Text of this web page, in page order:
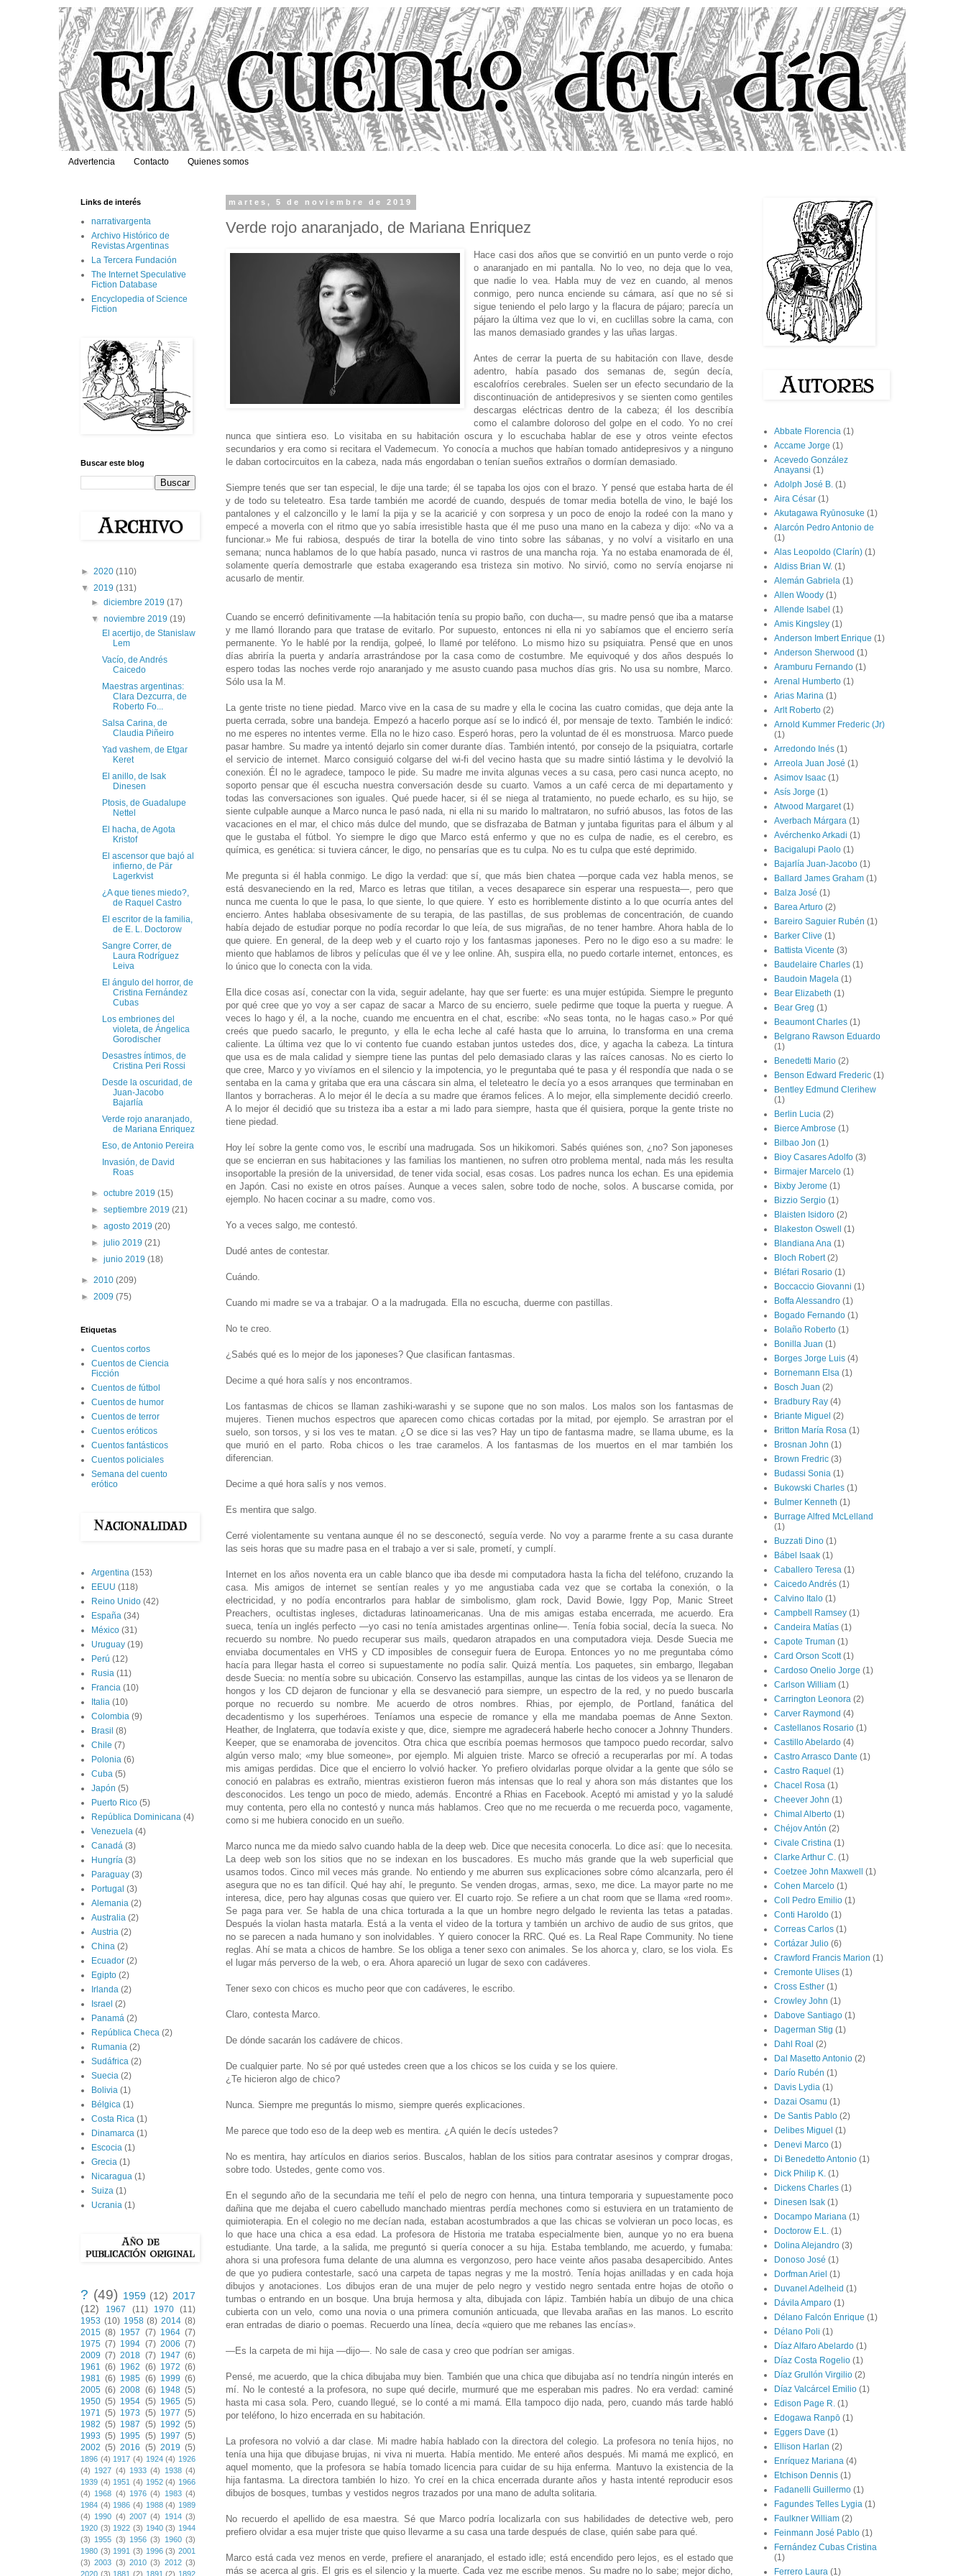
Advertencia Contacto Quienes somos
martes, 5 de noviembre de 2019
Verde rojo anaranjado, de Mariana Enriquez
Hace casi dos años que se convirtió en un punto verde o rojo
o anaranjado en mi pantalla. No lo veo, no deja que lo vea,
que nadie lo vea. Habla muy de vez en cuando, al menos
conmigo, pero nunca enciende su cámara, así que no sé si
sigue teniendo el pelo largo y la flacura de pájaro; parecía un
pájaro la última vez que lo vi, en cuclillas sobre la cama, con
las manos demasiado grandes y las uñas largas.
Antes de cerrar la puerta de su habitación con llave, desde
adentro, había pasado dos semanas de, según decía,
escalofríos cerebrales. Suelen ser un efecto secundario de la
discontinuación de antidepresivos y se sienten como gentiles
descargas eléctricas dentro de la cabeza; él los describía
como el calambre doloroso del golpe en el codo. Yo no creí
nunca que sintiera eso. Lo visitaba en su habitación oscura y lo escuchaba hablar de ese y otros veinte efectos
secundarios y era como si recitara el Vademecum. Yo conocía a muchos que habían tomado antidepresivos y a ninguno
le daban cortocircuitos en la cabeza, nada más engordaban o tenían sueños extraños o dormían demasiado.
Siempre tenés que ser tan especial, le dije una tarde; él se tapaba los ojos con el brazo. Y pensé que estaba harta de él
y de todo su teleteatro. Esa tarde también me acordé de cuando, después de tomar media botella de vino, le bajé los
pantalones y el calzoncillo y le lamí la pija y se la acaricié y con sorpresa y un poco de enojo la rodeé con la mano y
empecé a moverla con el ritmo que yo sabía irresistible hasta que él me puso una mano en la cabeza y dijo: «No va a
funcionar.» Me fui rabiosa, después de tirar la botella de vino tinto sobre las sábanas, y no volví a visitarlo en una
semana; nunca hablamos de lo que había pasado, nunca vi rastros de una mancha roja. Ya no estaba enamorada de él,
solamente quería demostrarle que estaba exagerando esa tristeza sin motivo. No sirvió, como no servía enojarse ni
acusarlo de mentir.
Cuando se encerró definitivamente —la habitación tenía su propio baño, con ducha—, su madre pensó que iba a matarse
y me llamó llorando para que tratase de evitarlo. Por supuesto, entonces ni ella ni yo sabíamos que el encierro sería
permanente. Yo le hablé por la rendija, golpeé, lo llamé por teléfono. Lo mismo hizo su psiquiatra. Pensé que en unos
días abriría la puerta y andaría arrastrándose por la casa como de costumbre. Me equivoqué y dos años después lo
espero todas las noches verde rojo anaranjado y me asusto cuando pasa muchos días gris. No usa su nombre, Marco.
Sólo usa la M.
La gente triste no tiene piedad. Marco vive en la casa de su madre y ella le cocina las cuatro comidas, que deja ante la
puerta cerrada, sobre una bandeja. Empezó a hacerlo porque así se lo indicó él, por mensaje de texto. También le indicó:
no me esperes no intentes verme. Ella no le hizo caso. Esperó horas, pero la voluntad de él es monstruosa. Marco puede
pasar hambre. Su madre ya intentó dejarlo sin comer durante días. También intentó, por consejo de la psiquiatra, cortarle
el servicio de internet. Marco consiguió colgarse del wi-fi del vecino hasta que su madre sintió lástima y le devolvió la
conexión. Él no le agradece, tampoco le pide. Su madre me invita algunas veces a su casa, pero casi nunca acepto, no
soporto pensar que él escucha nuestra conversación desde su cuarto. Vamos a un café cerca de mi departamento y
todas las conversaciones son iguales. Qué puede hacer, si él se niega al tratamiento, no puede echarlo, es su hijo, se
siente culpable aunque a Marco nunca le pasó nada, ni ella ni su marido lo maltrataron, no sufrió abusos, las fotos de las
vacaciones en el mar, el chico más dulce del mundo, que se disfrazaba de Batman y juntaba figuritas para el álbum y al
que le gustaba el fútbol. Yo siempre le digo que Marco está enfermo y que no es culpa de nadie, es el cerebro, es
química, es genética: si tuviera cáncer, le digo, no pensarías que es tu culpa. No es tu culpa que esté deprimido.
Me pregunta si él habla conmigo. Le digo la verdad: que sí, que más bien chatea —porque cada vez habla menos, se
está desvaneciendo en la red, Marco es letras que titilan, a veces desaparece sin esperar una respuesta—, pero que
nunca me cuenta lo que le pasa, lo que siente, lo que quiere. Y esto es horriblemente distinto a lo que ocurría antes del
encierro. Antes hablaba obsesivamente de su terapia, de las pastillas, de sus problemas de concentración, de cuando
había dejado de estudiar porque no podía recordar lo que leía, de sus migrañas, de no tener hambre. Ahora habla de lo
que quiere. En general, de la deep web y el cuarto rojo y los fantasmas japoneses. Pero no le digo eso a su madre: le
miento que hablamos de libros y películas que él ve y lee online. Ah, suspira ella, no puedo cortarle internet, entonces, es
lo único que lo conecta con la vida.
Ella dice cosas así, conectar con la vida, seguir adelante, hay que ser fuerte: es una mujer estúpida. Siempre le pregunto
por qué cree que yo voy a ser capaz de sacar a Marco de su encierro, suele pedirme que toque la puerta y ruegue. A
veces lo hago y él, a la noche, cuando me encuentra en el chat, escribe: «No seas tonta, no le hagas caso.» Por qué
creés que puedo sacarlo, le pregunto, y ella le echa leche al café hasta que lo arruina, lo transforma en una crema
caliente. La última vez que lo vi contento fue cuando estaban juntos ustedes dos, dice, y agacha la cabeza. La tintura
que usa es de mala calidad y siempre tiene las puntas del pelo demasiado claras y las raíces canosas. No es cierto lo
que cree, Marco y yo vivíamos en el silencio y la impotencia, yo le preguntaba qué te pasa y él respondía que nada o se
sentaba en la cama y gritaba que era una cáscara sin alma, el teleteatro le decía yo a esos arranques que terminaban en
llantos y borracheras. A lo mejor él le decía a su madre que éramos felices. A lo mejor, ella simplemente decidió creerlo.
A lo mejor él decidió que su tristeza iba a estar a mi lado para siempre, hasta que él quisiera, porque la gente triste no
tiene piedad.
Hoy leí sobre la gente como vos, le escribí una madrugada. Sos un hikikomori. Sabés quiénes son, ¿no? Son japoneses
que se encierran en sus habitaciones y las familias los mantienen, no sufren otro problema mental, nada más les resulta
insoportable la presión de la universidad, de tener vida social, esas cosas. Los padres nunca los echan. Es una epidemia
en Japón. Casi no existe en otros países. Aunque a veces salen, sobre todo de noche, solos. A buscarse comida, por
ejemplo. No hacen cocinar a su madre, como vos.
Yo a veces salgo, me contestó.
Dudé antes de contestar.
Cuándo.
Cuando mi madre se va a trabajar. O a la madrugada. Ella no escucha, duerme con pastillas.
No te creo.
¿Sabés qué es lo mejor de los japoneses? Que clasifican fantasmas.
Decime a qué hora salís y nos encontramos.
Los fantasmas de chicos se llaman zashiki-warashi y se supone que no son malos. Los malos son los fantasmas de
mujeres. Tienen muchos espectros que aparecen como chicas cortadas por la mitad, por ejemplo. Se arrastran por el
suelo, son torsos, y si los ves te matan. ¿O se dice si las ves? Hay un tipo de fantasma madre, se llama ubume, es la
que murió en el parto. Roba chicos o les trae caramelos. A los fantasmas de los muertos en el mar también los
diferencian.
Decime a qué hora salís y nos vemos.
Es mentira que salgo.
Cerré violentamente su ventana aunque él no se desconectó, seguía verde. No voy a pararme frente a su casa durante
las seis horas que su madre pasa en el trabajo a ver si sale, prometí, y cumplí.
Internet en los años noventa era un cable blanco que iba desde mi computadora hasta la ficha del teléfono, cruzando la
casa. Mis amigos de internet se sentían reales y yo me angustiaba cada vez que se cortaba la conexión, o la
electricidad, y no podía encontrarlos para hablar de simbolismo, glam rock, David Bowie, Iggy Pop, Manic Street
Preachers, ocultistas ingleses, dictaduras latinoamericanas. Una de mis amigas estaba encerrada, me acuerdo. Era
sueca, tenía un inglés perfecto —yo casi no tenía amistades argentinas online—. Tenía fobia social, decía la sueca. No
recuerdo su nombre. No puedo recuperar sus mails, quedaron atrapados en una computadora vieja. Desde Suecia me
enviaba documentales en VHS y CD imposibles de conseguir fuera de Europa. Entonces yo no me preguntaba cómo
hacía para llegar hasta el correo si supuestamente no podía salir. Quizá mentía. Los paquetes, sin embargo, llegaban
desde Suecia: no mentía sobre su ubicación. Conservo las estampillas, aunque las cintas de los videos ya se llenaron de
hongos y los CD dejaron de funcionar y ella se desvaneció para siempre, un espectro de la red, y no puedo buscarla
porque no recuerdo su nombre. Me acuerdo de otros nombres. Rhias, por ejemplo, de Portland, fanática del
decadentismo y los superhéroes. Teníamos una especie de romance y ella me mandaba poemas de Anne Sexton.
Heather, de Inglaterra, que todavía existe y que, dice, siempre me agradecerá haberle hecho conocer a Johnny Thunders.
Keeper, que se enamoraba de jovencitos. Otra chica que escribía poemas hermosos que tampoco puedo recordar, salvo
algún verso malo; «my blue someone», por ejemplo. Mi alguien triste. Marco se ofreció a recuperarlas por mí. A todas
mis amigas perdidas. Dice que el encierro lo volvió hacker. Yo prefiero olvidarlas porque olvidar a la gente que sólo se
conoció en palabras es extraño, mientras existieron fueron más intensas que lo real y ahora son más distantes que los
desconocidos. Les tengo un poco de miedo, además. Encontré a Rhias en Facebook. Aceptó mi amistad y yo la saludé
muy contenta, pero ella no contestó y nunca más hablamos. Creo que no me recuerda o me recuerda poco, vagamente,
como si me hubiera conocido en un sueño.
Marco nunca me da miedo salvo cuando habla de la deep web. Dice que necesita conocerla. Lo dice así: que lo necesita.
La deep web son los sitios que no se indexan en los buscadores. Es mucho más grande que la web superficial que
usamos todos. Cinco mil veces más grande. No entiendo y me aburren sus explicaciones sobre cómo alcanzarla, pero él
asegura que no es tan difícil. Qué hay ahí, le pregunto. Se venden drogas, armas, sexo, me dice. La mayor parte no me
interesa, dice, pero hay algunas cosas que quiero ver. El cuarto rojo. Se refiere a un chat room que se llama «red room».
Se paga para ver. Se habla de una chica torturada a la que un hombre negro delgado le revienta las tetas a patadas.
Después la violan hasta matarla. Está a la venta el video de la tortura y también un archivo de audio de sus gritos, que
no se parecen a nada humano y son inolvidables. Y quiero conocer la RRC. Qué es. La Real Rape Community. No tiene
reglas. Ahí se mata a chicos de hambre. Se los obliga a tener sexo con animales. Se los ahorca y, claro, se los viola. Es
el lugar más perverso de la web, o era. Ahora apareció un lugar de sexo con cadáveres.
Tener sexo con chicos es mucho peor que con cadáveres, le escribo.
Claro, contesta Marco.
De dónde sacarán los cadávere de chicos.
De cualquier parte. No sé por qué ustedes creen que a los chicos se los cuida y se los quiere.
¿Te hicieron algo de chico?
Nunca. Siempre me preguntás lo mismo, siempre querés explicaciones.
Me parece que todo eso de la deep web es mentira. ¿A quién le decís ustedes?
No es mentira, hay artículos en diarios serios. Buscalos, hablan de los sitios para contratar asesinos y comprar drogas,
sobre todo. Ustedes, gente como vos.
En el segundo año de la secundaria me teñí el pelo de negro con henna, una tintura temporaria y supuestamente poco
dañina que me dejaba el cuero cabelludo manchado mientras perdía mechones como si estuviera en un tratamiento de
quimioterapia. En el colegio no me decían nada, estaban acostumbrados a que las chicas se volvieran un poco locas, es
lo que hace una chica a esa edad. La profesora de Historia me trataba especialmente bien, aunque yo no era buena
estudiante. Una tarde, a la salida, me preguntó si quería conocer a su hija. Estaba temblando, me acuerdo, y fumaba:
ahora si una profesora fuma delante de una alumna es vergonzoso, pero hace veinte años pasaba desapercibido. Antes
de que yo pudiera contestarle, sacó una carpeta de tapas negras y me la mostró. Tenía hojas anilladas y en cada hoja
dibujos y anotaciones. Los dibujos eran de una mujer de pelo negro y vestido negro sentada entre hojas de otoño o
tumbas o entrando en un bosque. Una bruja hermosa y alta, dibujada con lápiz. También había un dibujo de una chica
cubierta con un velo, como una novia o una primera comunión anticuada, que llevaba arañas en las manos. Lo escrito
eran entradas de diario o poemas. Recuerdo una línea, decía «quiero que me rebanes las encías».
—Es la carpeta de mi hija —dijo—. No sale de casa y creo que podrían ser amigas.
Pensé, me acuerdo, que la chica dibujaba muy bien. También que una chica que dibujaba así no tendría ningún interés en
mí. No le contesté a la profesora, no supe qué decirle, murmuré que me esperaban mis padres. No era verdad: caminé
hasta mi casa sola. Pero, cuando llegué, se lo conté a mi mamá. Ella tampoco dijo nada, pero, cuando más tarde habló
por teléfono, lo hizo encerrada en su habitación.
La profesora no volvió a dar clase. Mi madre había hablado con la directora del colegio. La profesora no tenía hijos, no
tenía una hija que dibujase brujas, ni viva ni muerta. Había mentido. Me enteré años después. Mi mamá me explicó, en
aquel momento, que la profesora se había tomado licencia para cuidar de su hija enferma. Mantuvo la existencia de la
hija fantasma. La directora también lo hizo. Yo creí en la chica encerrada durante años y hasta intenté reproducir esos
dibujos de bosques, tumbas y vestidos negros trazados por una mano de adulta solitaria.
No recuerdo el apellido de esa maestra. Sé que Marco podría localizarla con sus habilidades de detective web, pero
prefiero olvidar a esa mujer triste que quiso llevarme a su casa una tarde después de clase, quién sabe para qué.
Marco está cada vez menos en verde, prefiere el anaranjado, el estado idle; está encendido pero lejos, es el estado que
más se acerca al gris. El gris es el silencio y la muerte. Cada vez me escribe menos. Su madre no lo sabe; mejor dicho,
Links de interés
narrativargenta
Archivo Histórico de
Revistas Argentinas
La Tercera Fundación
The Internet Speculative
Fiction Database
Encyclopedia of Science
Fiction
Buscar este blog
► 2020 (110)
▼ 2019 (131)
►diciembre 2019(17)
▼noviembre 2019(19)
El acertijo, de Stanislaw
Lem
Vacío, de Andrés
Caicedo
Maestras argentinas:
Clara Dezcurra, de
Roberto Fo...
Salsa Carina, de
Claudia Piñeiro
Yad vashem, de Etgar
Keret
El anillo, de Isak
Dinesen
Ptosis, de Guadalupe
Nettel
El hacha, de Agota
Kristof
El ascensor que bajó al
infierno, de Pär
Lagerkvist
¿A que tienes miedo?,
de Raquel Castro
El escritor de la familia,
de E. L. Doctorow
Sangre Correr, de
Laura Rodríguez
Leiva
El ángulo del horror, de
Cristina Fernández
Cubas
Los embriones del
violeta, de Ángelica
Gorodischer
Desastres íntimos, de
Cristina Peri Rossi
Desde la oscuridad, de
Juan-Jacobo
Bajarlía
Verde rojo anaranjado,
de Mariana Enriquez
Eso, de Antonio Pereira
Invasión, de David
Roas
►octubre 2019(15)
►septiembre 2019(21)
►agosto 2019(20)
►julio 2019(21)
►junio 2019(18)
► 2010 (209)
► 2009 (75)
Etiquetas
Cuentos cortos
Cuentos de Ciencia
Ficción
Cuentos de fútbol
Cuentos de humor
Cuentos de terror
Cuentos eróticos
Cuentos fantásticos
Cuentos policiales
Semana del cuento
erótico
Argentina (153)
EEUU (118)
Reino Unido (42)
España (34)
México (31)
Uruguay (19)
Perú (12)
Rusia (11)
Francia (10)
Italia (10)
Colombia (9)
Brasil (8)
Chile (7)
Polonia (6)
Cuba (5)
Japón (5)
Puerto Rico (5)
República Dominicana (4)
Venezuela (4)
Canadá (3)
Hungría (3)
Paraguay (3)
Portugal (3)
Alemania (2)
Australia (2)
Austria (2)
China (2)
Ecuador (2)
Egipto (2)
Irlanda (2)
Israel (2)
Panamá (2)
República Checa (2)
Rumania (2)
Sudáfrica (2)
Suecia (2)
Bolivia (1)
Bélgica (1)
Costa Rica (1)
Dinamarca (1)
Escocia (1)
Grecia (1)
Nicaragua (1)
Suiza (1)
Ucrania (1)
? (49) 1959 (12) 2017
(12)
1967 (11) 1970 (11)
1953 (10) 1958 (8) 2014 (8)
2015 (8) 1957 (7) 1964 (7)
1975 (7) 1994 (7) 2006 (7)
2009 (7) 2018 (7) 1947 (6)
1961 (6) 1962 (6) 1972 (6)
1981 (6) 1985 (6) 1999 (6)
2005 (6) 2008 (6) 1948 (5)
1950 (5) 1954 (5) 1965 (5)
1971 (5) 1973 (5) 1977 (5)
1982 (5) 1987 (5) 1992 (5)
1993 (5) 1995 (5) 1997 (5)
2002 (5) 2016 (5) 2019 (5)
1896 (4) 1917 (4) 1924 (4) 1926
(4) 1927 (4) 1933 (4) 1938 (4)
1939 (4) 1951 (4) 1952 (4) 1966
(4) 1968 (4) 1976 (4) 1983 (4)
1984 (4) 1986 (4) 1988 (4) 1989
(4) 1990 (4) 2007 (4) 1914 (3)
1920 (3) 1922 (3) 1940 (3) 1944
(3) 1955 (3) 1956 (3) 1960 (3)
1980 (3) 1991 (3) 1996 (3) 2001
(3) 2003 (3) 2010 (3) 2012 (3)
2020 (3) 1881 (2) 1891 (2) 1892
Abbate Florencia (1)
Accame Jorge (1)
Acevedo González
Anayansi (1)
Adolph José B. (1)
Aira César (1)
Akutagawa Ryūnosuke (1)
Alarcón Pedro Antonio de
(1)
Alas Leopoldo (Clarín) (1)
Aldiss Brian W. (1)
Alemán Gabriela (1)
Allen Woody (1)
Allende Isabel (1)
Amis Kingsley (1)
Anderson Imbert Enrique (1)
Anderson Sherwood (1)
Aramburu Fernando (1)
Arenal Humberto (1)
Arias Marina (1)
Arlt Roberto (2)
Arnold Kummer Frederic (Jr)
(1)
Arredondo Inés (1)
Arreola Juan José (1)
Asimov Isaac (1)
Asís Jorge (1)
Atwood Margaret (1)
Averbach Márgara (1)
Avérchenko Arkadi (1)
Bacigalupi Paolo (1)
Bajarlía Juan-Jacobo (1)
Ballard James Graham (1)
Balza José (1)
Barea Arturo (2)
Bareiro Saguier Rubén (1)
Barker Clive (1)
Battista Vicente (3)
Baudelaire Charles (1)
Baudoin Magela (1)
Bear Elizabeth (1)
Bear Greg (1)
Beaumont Charles (1)
Belgrano Rawson Eduardo
(1)
Benedetti Mario (2)
Benson Edward Frederic (1)
Bentley Edmund Clerihew
(1)
Berlin Lucia (2)
Bierce Ambrose (1)
Bilbao Jon (1)
Bioy Casares Adolfo (3)
Birmajer Marcelo (1)
Bixby Jerome (1)
Bizzio Sergio (1)
Blaisten Isidoro (2)
Blakeston Oswell
(1)
Blandiana Ana (1)
Bloch Robert (2)
Bléfari Rosario (1)
Boccaccio Giovanni (1)
Boffa Alessandro (1)
Bogado Fernando (1)
Bolaño Roberto (1)
Bonilla Juan (1)
Borges Jorge Luis (4)
Bornemann Elsa (1)
Bosch Juan (2)
Bradbury Ray (4)
Briante Miguel (2)
Britton María Rosa (1)
Brosnan John (1)
Brown Fredric (3)
Budassi Sonia (1)
Bukowski Charles (1)
Bulmer Kenneth (1)
Burrage Alfred McLelland
(1)
Buzzati Dino (1)
Bábel Isaak (1)
Caballero Teresa (1)
Caicedo Andrés (1)
Calvino Italo (1)
Campbell Ramsey (1)
Candeira Matías (1)
Capote Truman (1)
Card Orson Scott (1)
Cardoso Onelio Jorge (1)
Carlson William (1)
Carrington Leonora (2)
Carver Raymond (4)
Castellanos Rosario (1)
Castillo Abelardo (4)
Castro Arrasco Dante (1)
Castro Raquel (1)
Chacel Rosa (1)
Cheever John (1)
Chimal Alberto (1)
Chéjov Antón (2)
Civale Cristina (1)
Clarke Arthur C. (1)
Coetzee John Maxwell
(1)
Cohen Marcelo (1)
Coll Pedro Emilio (1)
Conti Haroldo (1)
Correas Carlos (1)
Cortázar Julio (6)
Crawford Francis Marion (1)
Cremonte Ulises (1)
Cross Esther (1)
Crowley John (1)
Dabove Santiago (1)
Dagerman Stig (1)
Dahl Roal (2)
Dal Masetto Antonio (2)
Darío Rubén (1)
Davis Lydia (1)
Dazai Osamu (1)
De Santis Pablo (2)
Delibes Miguel (1)
Denevi Marco (1)
Di Benedetto Antonio (1)
Dick Philip K. (1)
Dickens Charles (1)
Dinesen Isak (1)
Docampo Mariana (1)
Doctorow E.L. (1)
Dolina Alejandro (3)
Donoso José (1)
Dorfman Ariel (1)
Duvanel Adelheid (1)
Dávila Amparo (1)
Délano Falcón Enrique (1)
Délano Poli (1)
Díaz Alfaro Abelardo (1)
Díaz Costa Rogelio (1)
Díaz Grullón Virgilio (2)
Díaz Valcárcel Emilio (1)
Edison Page R. (1)
Edogawa Ranpō (1)
Eggers Dave (1)
Ellison Harlan (2)
Enríquez Mariana (4)
Etchison Dennis (1)
Fadanelli Guillermo (1)
Fagundes Telles Lygia (1)
Faulkner William (2)
Feinmann José Pablo (1)
Fernández Cubas Cristina
(1)
Ferrero Laura (1)